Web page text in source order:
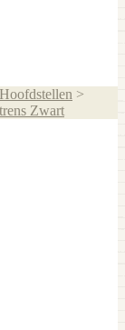
Hoofdstellen >
Zwart